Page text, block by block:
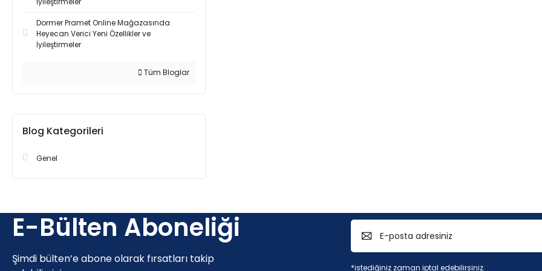
Dormer Pramet Online Mağazasında
Heyecan Verici Yeni Özellikler ve
İyileştirmeler
Tüm Bloglar
Blog Kategorileri
Genel
E-Bülten Aboneliği
Şimdi bülten’e abone olarak fırsatları takip
*istediğiniz zaman iptal edebilirsiniz.